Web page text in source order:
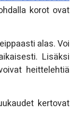
korot ovat
alas. Voi
Lisäksi
heittelehtiä
kertovat